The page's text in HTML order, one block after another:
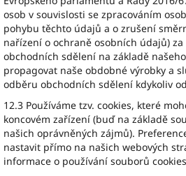
osob v souvislosti se zpracováním
pohybu těchto údajů a o zrušení
nařízení o ochraně osobních údajů)
obchodních sdělení na základě
propagovat naše obdobné výrobky a
odběru obchodních sdělení kdykoliv
12.3 Používáme tzv. cookies, které
koncovém zařízení (buď na základě
našich oprávněných zájmů).
nastavit přímo na našich webových
informace o používání souborů